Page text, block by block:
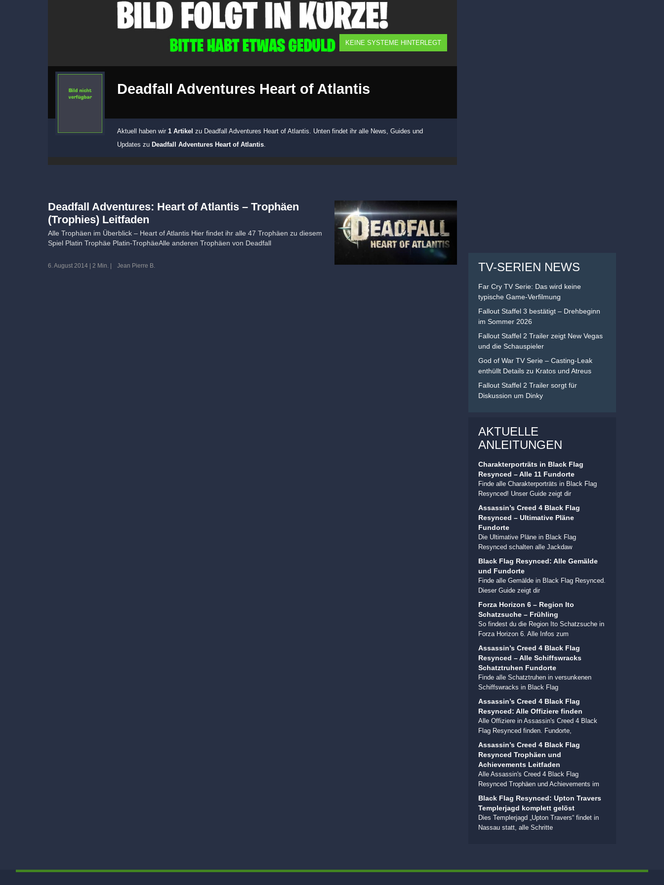
KEINE SYSTEME HINTERLEGT
Deadfall Adventures Heart of Atlantis
Aktuell haben wir 1 Artikel zu Deadfall Adventures Heart of Atlantis. Unten findet ihr alle News, Guides und
Updates zu Deadfall Adventures Heart of Atlantis.
Deadfall Adventures: Heart of Atlantis – Trophäen
(Trophies) Leitfaden
Alle Trophäen im Überblick – Heart of Atlantis Hier findet ihr alle 47 Trophäen zu diesem
Spiel Platin Trophäe Platin-TrophäeAlle anderen Trophäen von Deadfall
6. August 2014 2 Min. Jean Pierre B. TV-SERIEN NEWS
Far Cry TV Serie: Das wird keine
typische Game-Verfilmung
Fallout Staffel 3 bestätigt – Drehbeginn
im Sommer 2026
Fallout Staffel 2 Trailer zeigt New Vegas
und die Schauspieler
God of War TV Serie – Casting-Leak
enthüllt Details zu Kratos und Atreus
Fallout Staffel 2 Trailer sorgt für
Diskussion um Dinky
AKTUELLE
ANLEITUNGEN
Charakterporträts in Black Flag
Resynced – Alle 11 Fundorte
Finde alle Charakterporträts in Black Flag
Resynced! Unser Guide zeigt dir
Assassin’s Creed 4 Black Flag
Resynced – Ultimative Pläne
Fundorte
Die Ultimative Pläne in Black Flag
Resynced schalten alle Jackdaw
Black Flag Resynced: Alle Gemälde
und Fundorte
Finde alle Gemälde in Black Flag Resynced.
Dieser Guide zeigt dir
Forza Horizon 6 – Region Ito
Schatzsuche – Frühling
So findest du die Region Ito Schatzsuche in
Forza Horizon 6. Alle Infos zum
Assassin’s Creed 4 Black Flag
Resynced – Alle Schiffswracks
Schatztruhen Fundorte
Finde alle Schatztruhen in versunkenen
Schiffswracks in Black Flag
Assassin’s Creed 4 Black Flag
Resynced: Alle Offiziere finden
Alle Offiziere in Assassin's Creed 4 Black
Flag Resynced finden. Fundorte,
Assassin’s Creed 4 Black Flag
Resynced Trophäen und
Achievements Leitfaden
Alle Assassin's Creed 4 Black Flag
Resynced Trophäen und Achievements im
Black Flag Resynced: Upton Travers
Templerjagd komplett gelöst
Dies Templerjagd „Upton Travers“ findet in
Nassau statt, alle Schritte